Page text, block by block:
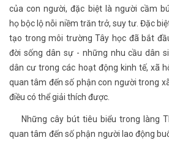
của con người, đặc biệt là người cầm
họ bộc lộ nỗi niềm trăn trở, suy tư. Đặc
tạo trong môi trường Tây học đã bắt
đời sống dân sự - những nhu cầu dân
dân cư trong các hoạt động kinh tế, xã
quan tâm đến số phận con người trong
điều có thể giải thích được.
Những cây bút tiêu biểu trong làng
quan tâm đến số phận người lao động